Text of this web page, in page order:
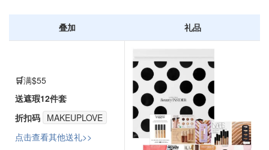
叠加 礼品
🛒满$55
送遮瑕12件套
折扣码 MAKEUPLOVE
点击查看其他送礼>>